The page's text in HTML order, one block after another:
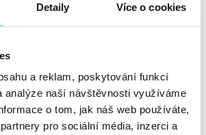
Detaily Více o cookies
a reklam, poskytování funkcí
analýze naší návštěvnosti využíváme
o tom, jak náš web používáte,
pro sociální média, inzerci a
datařské rande roku 2024!
ledna v krásných kancelářích Mo-cha.
a konal se současně v
Bylo opravdu těžké si vybrat,...